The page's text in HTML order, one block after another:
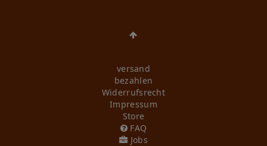
versand
bezahlen
Widerrufs­recht
Impressum
Store
FAQ
Jobs